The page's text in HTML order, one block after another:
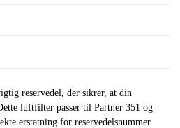
reservedel, der sikrer, at din
luftfilter passer til Partner 351 og
erstatning for reservedelsnummer